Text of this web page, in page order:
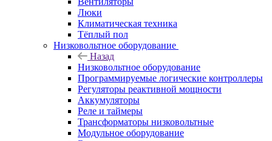
Люки
Климатическая техника
Тёплый пол
Низковольтное оборудование
Назад
Низковольтное оборудование
Программируемые логические контроллеры
Регуляторы реактивной мощности
Аккумуляторы
Реле и таймеры
Трансформаторы низковольтные
Модульное оборудование